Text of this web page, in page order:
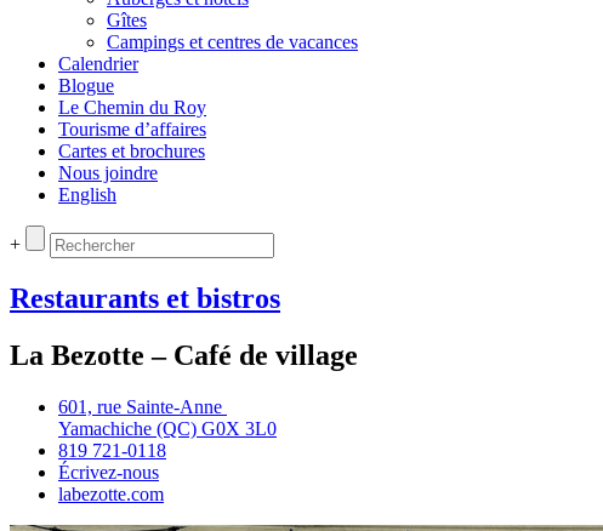
Gîtes
Campings et centres de vacances
Calendrier
Blogue
Le Chemin du Roy
Tourisme d’affaires
Cartes et brochures
Nous joindre
English
+
Restaurants et bistros
La Bezotte – Café de village
601, rue Sainte‑Anne
Yamachiche (QC) G0X 3L0
819 721‑0118
Écrivez‑nous
labezotte.com